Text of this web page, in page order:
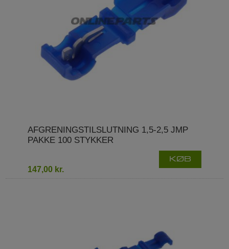
AFGRENINGSTILSLUTNING 1,5-2,5 JMP
PAKKE 100 STYKKER
147,00 kr.
KØB